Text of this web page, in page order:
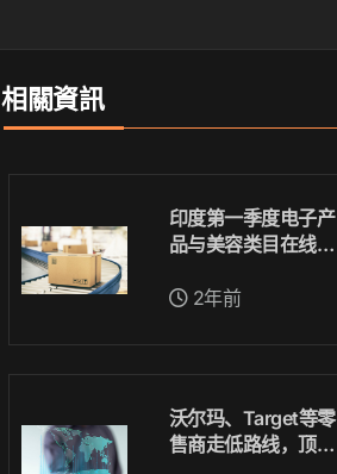
相關資訊
印度第一季度电子产
品与美容类目在线销
需调整
2年前
沃尔玛、Target等零
售商走低路线，顶住